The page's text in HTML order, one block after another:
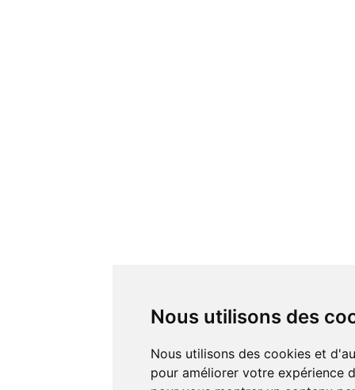
Nous utilisons des
Nous utilisons des cookies et d'autres technologies de suivi
pour améliorer votre expérience